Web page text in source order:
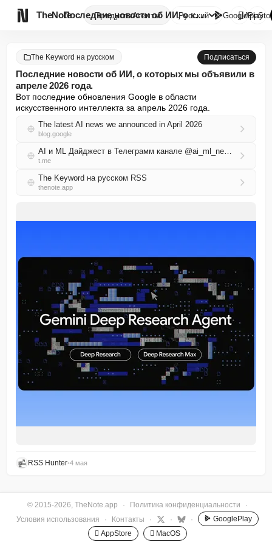
TheNote ПродуктыАгенты Последние новости об ИИ, о кот...
Русский GooglePlay

The Keyword на русском Подписаться
Последние новости об ИИ, о которых мы объявили в
апреле 2026 года.
Вот последние обновления Google в области
искусственного интеллекта за апрель 2026 года.
The latest AI news we announced in April 2026
blog.google
AI и ML Дайджест в Телеграмм канале @ai_ml_news_ru
t.me
The Keyword на русском RSS
thenote.app
RSS Hunter•4 мая
© 2015-2026, TheNote.app · Политика конфиденциальности
·
Условия использования
· Контакты · · ·
GooglePlay
 AppStore
 MacOS